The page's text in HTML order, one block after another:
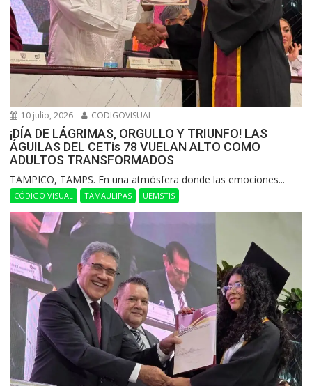
10 julio, 2026 CODIGOVISUAL
¡DÍA DE LÁGRIMAS, ORGULLO Y TRIUNFO! LAS
ÁGUILAS DEL CETis 78 VUELAN ALTO COMO
ADULTOS TRANSFORMADOS
​TAMPICO, TAMPS. En una atmósfera donde las emociones...
CÓDIGO VISUAL TAMAULIPAS UEMSTIS